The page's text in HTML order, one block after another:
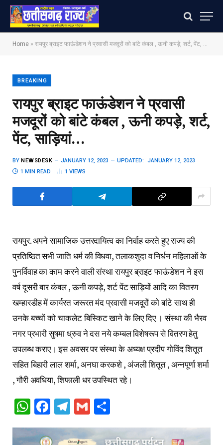
Home » रायपुर ब्राइट फाऊंडेशन ने प्रवासी मजदूरों को बांटे कंबल , ऊनी कपड़े, शर्ट, पेंट, साड़ियां…
BREAKING
रायपुर ब्राइट फाऊंडेशन ने प्रवासी
मजदूरों को बांटे कंबल , ऊनी कपड़े, शर्ट,
पेंट, साड़ियां…
BY NEWSDESK JANUARY 12, 2023 UPDATED:
JANUARY 12, 2023
1 MIN READ
1 VIEWS
रायपुर. अपने सामाजिक उत्तरदायित्व का निर्वाह करते हुए राज्य की
प्रतिष्ठित सभी जाति धर्म की विधवा, तलाकशुदा व निर्धन महिलाओं के
पुनर्विवाह का काम करने वाली संस्था रायपुर ब्राइट फाऊंडेशन ने इस
वर्ष दूसरी बार कंबल , ऊनी कपड़े, शर्ट पेंट साड़ियों आदि का वितरण
खम्हारडीह में कार्यरत जरूरत मंद प्रवासी मजदूरों को बांटे साथ ही
उनके बच्चों को चाकलेट बिस्किट खाने के लिए दिए । संस्था की भैरव
नगर प्रभारी सुषमा ध्रुव ने दस नये कम्बल विशेषरूप से वितरण हेतु
उपलब्ध कराए। इस अवसर पर संस्था के अध्यक्ष प्रदीप गोविंद शितूत
सहित बिहारी लाल शर्मा, अनघा करकशे , अंजली शितूत , अन्नपूर्णा शर्मा
, गौरी अवधिया, शिफाली धर उपस्थित रहे।
WhatsApp
Facebook
Telegram
Gmail